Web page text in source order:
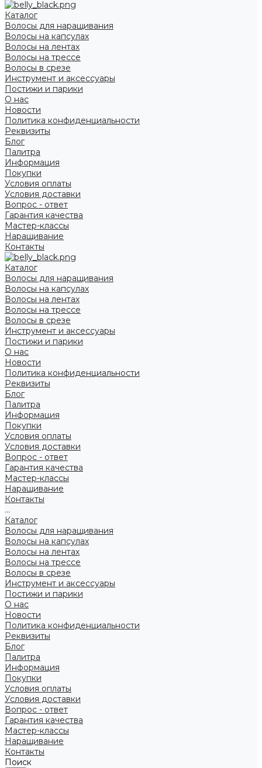
Каталог
Волосы для наращивания
Волосы на капсулах
Волосы на лентах
Волосы на трессе
Волосы в срезе
Инструмент и аксессуары
Постижи и парики
О нас
Новости
Политика конфиденциальности
Реквизиты
Блог
Палитра
Информация
Покупки
Условия оплаты
Условия доставки
Вопрос - ответ
Гарантия качества
Мастер-классы
Наращивание
Контакты
Каталог
Волосы для наращивания
Волосы на капсулах
Волосы на лентах
Волосы на трессе
Волосы в срезе
Инструмент и аксессуары
Постижи и парики
О нас
Новости
Политика конфиденциальности
Реквизиты
Блог
Палитра
Информация
Покупки
Условия оплаты
Условия доставки
Вопрос - ответ
Гарантия качества
Мастер-классы
Наращивание
Контакты
...
Каталог
Волосы для наращивания
Волосы на капсулах
Волосы на лентах
Волосы на трессе
Волосы в срезе
Инструмент и аксессуары
Постижи и парики
О нас
Новости
Политика конфиденциальности
Реквизиты
Блог
Палитра
Информация
Покупки
Условия оплаты
Условия доставки
Вопрос - ответ
Гарантия качества
Мастер-классы
Наращивание
Контакты
Поиск